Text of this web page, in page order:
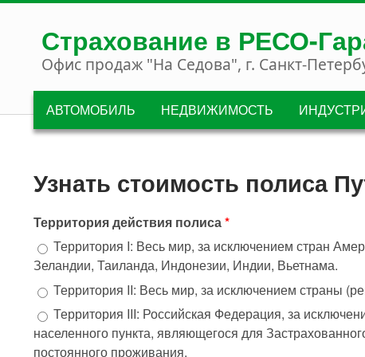
Перейти к основному содержанию
Страхование в РЕСО-
Офис продаж "На Седова", г. Санкт-
АВТОМОБИЛЬ НЕДВИЖИМОСТЬ
Узнать стоимость полиса
Территория действия полиса*
Территория I: Весь мир, за исключением стран
Зеландии, Таиланда, Индонезии, Индии, Вьетнама.
Территория II: Весь мир, за исключением страны
Территория III: Российская Федерация, за
населенного пункта, являющегося для
постоянного проживания.